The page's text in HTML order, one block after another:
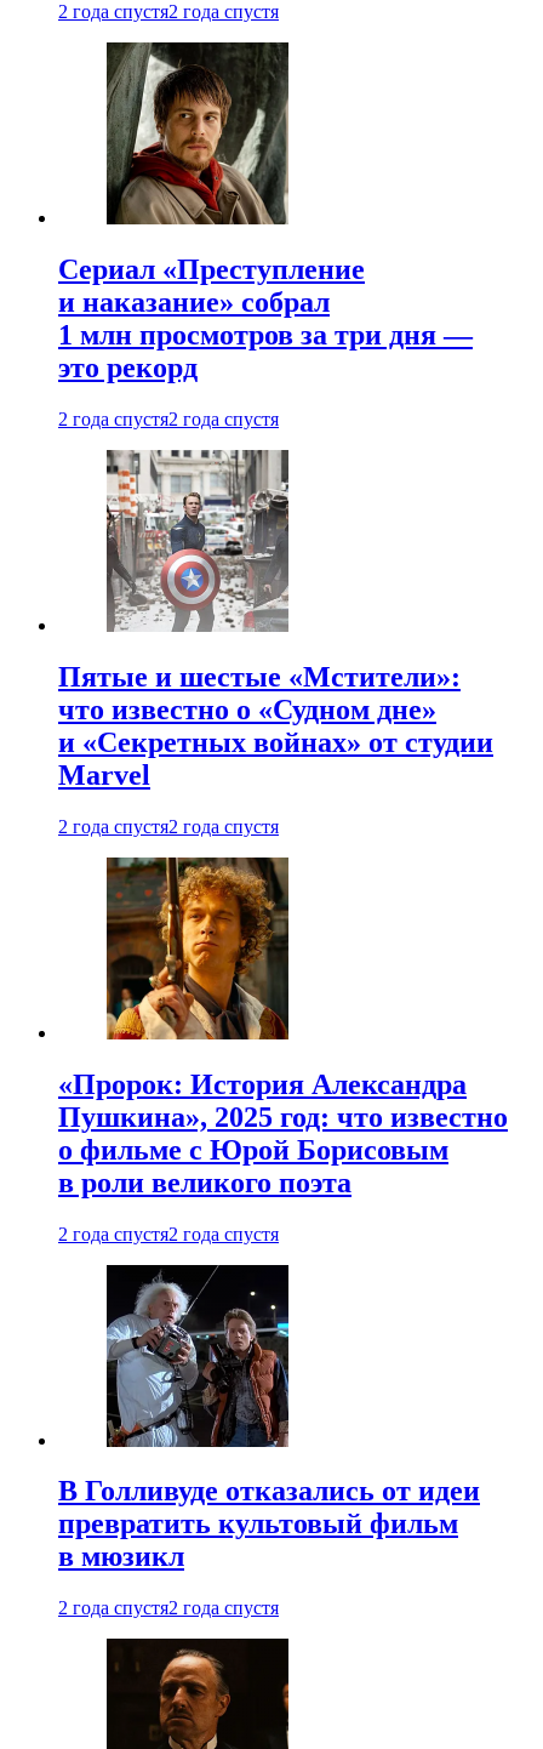
2 года спустя2 года спустя
Сериал «Преступление
и наказание» собрал
1 млн просмотров за три дня —
это рекорд
2 года спустя2 года спустя
Пятые и шестые «Мстители»:
что известно о «Судном дне»
и «Секретных войнах» от студии
Marvel
2 года спустя2 года спустя
«Пророк: История Александра
Пушкина», 2025 год: что известно
о фильме с Юрой Борисовым
в роли великого поэта
2 года спустя2 года спустя
В Голливуде отказались от идеи
превратить культовый фильм
в мюзикл
2 года спустя2 года спустя